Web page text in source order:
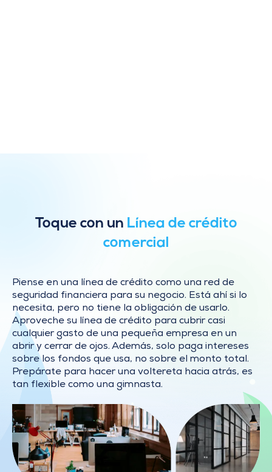
Toque con un Línea de crédito
comercial
Piense en una línea de crédito como una red de
seguridad financiera para su negocio. Está ahí si lo
necesita, pero no tiene la obligación de usarlo.
Aproveche su línea de crédito para cubrir casi
cualquier gasto de una pequeña empresa en un
abrir y cerrar de ojos. Además, solo paga intereses
sobre los fondos que usa, no sobre el monto total.
Prepárate para hacer una voltereta hacia atrás, es
tan flexible como una gimnasta.